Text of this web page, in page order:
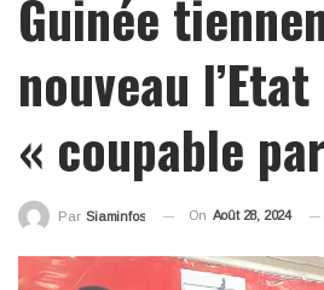
Guinée
nouveau
« coupable
Par Siaminfos On Août 28, 2024